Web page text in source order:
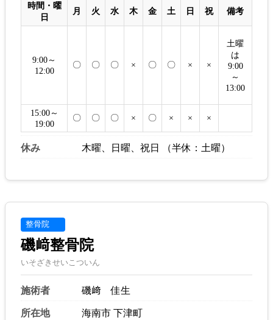
時間・曜
日
月 火 水 木 金 土 日 祝 備考
9:00～
12:00
〇 〇 〇 × 〇 〇 × ×
土曜
は
9:00
～
13:00
15:00～
19:00
〇 〇 〇 × 〇 × × ×
休み 木曜、日曜、祝日 （半休：土曜）
整骨院
磯﨑整骨院
いそざきせいこついん
施術者 磯﨑 佳生
所在地
海南市 下津町